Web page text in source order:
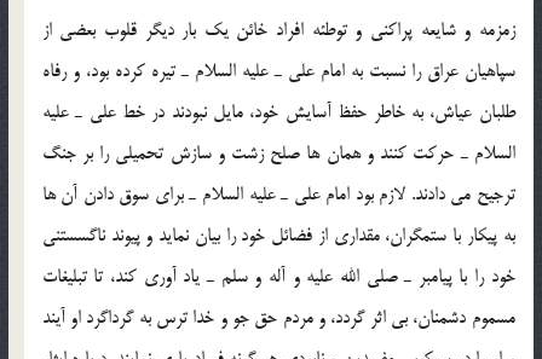
زمزمه و شايعه پراکني و توطئه افراد خائن يک بار ديگر قلوب بعضي از
سپاهيان عراق را نسبت به امام علي ـ عليه السلام ـ تيره کرده بود، و رفاه
طلبان عياش، به خاطر حفظ آسايش خود، مايل نبودند در خط علي ـ عليه
السلام ـ حرکت کنند و همان ها صلح زشت و سازش تحميلي را بر جنگ
ترجيح مي دادند. لازم بود امام علي ـ عليه السلام ـ براي سوق دادن آن ها
به پيکار با ستمگران، مقداري از فضائل خود را بيان نمايد و پيوند ناگسستني
خود را با پيامبر ـ صلي الله عليه و آله و سلم ـ ياد آوري کند، تا تبليغات
مسموم دشمنان، بي اثر گردد، و مردم حق جو و خدا ترس به گرداگرد او آيند